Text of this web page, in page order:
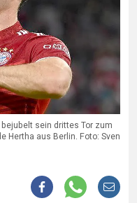
sein drittes Tor zum
Hertha aus Berlin. Foto: Sven